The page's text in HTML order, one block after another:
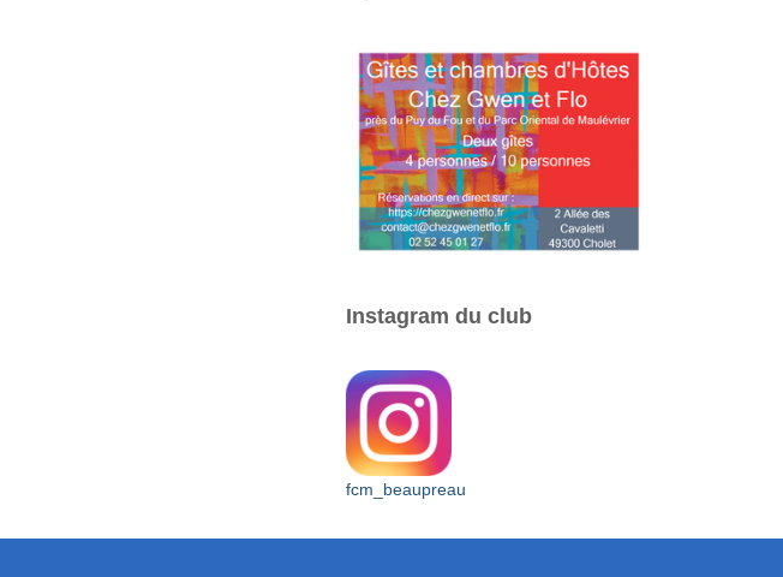
Instagram du club
fcm_beaupreau